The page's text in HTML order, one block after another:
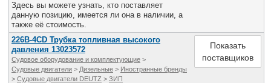
Здесь вы можете узнать, кто поставляет
данную позицию, имеется ли она в наличии, а
также её стоимость.
226В-4CD Трубка топливная высокого
давления 13023572
Судовое оборудование и комплектующие >
Судовые двигатели > Дизельные > Иностранные бренды
> Судовые двигатели DEUTZ > ЗИП
Показать
поставщиков